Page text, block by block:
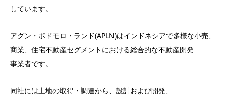
しています。
アグン・ポドモロ・ランド(APLN)はインドネシアで多様な小売、
商業、住宅不動産セグメントにおける総合的な不動産開発
事業者です。
同社には土地の取得・調達から、設計および開発、